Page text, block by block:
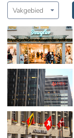
Vakgebied